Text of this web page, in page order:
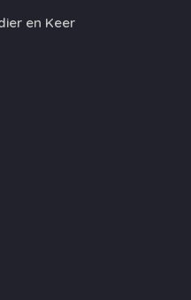
en Keer